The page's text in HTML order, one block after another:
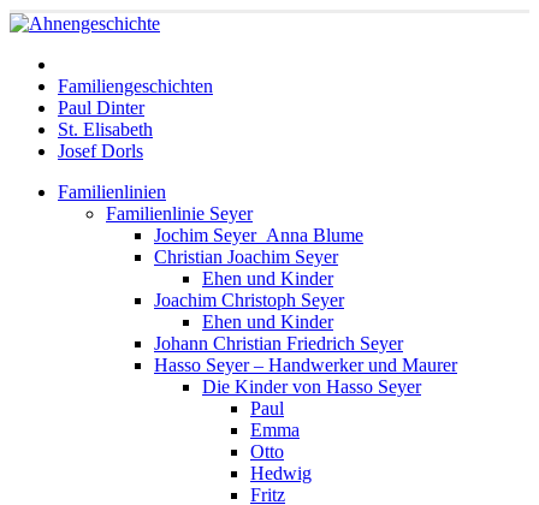
Familiengeschichten
Paul Dinter
St. Elisabeth
Josef Dorls
Familienlinien
Familienlinie Seyer
Jochim Seyer_Anna Blume
Christian Joachim Seyer
Ehen und Kinder
Joachim Christoph Seyer
Ehen und Kinder
Johann Christian Friedrich Seyer
Hasso Seyer – Handwerker und Maurer
Die Kinder von Hasso Seyer
Paul
Emma
Otto
Hedwig
Fritz